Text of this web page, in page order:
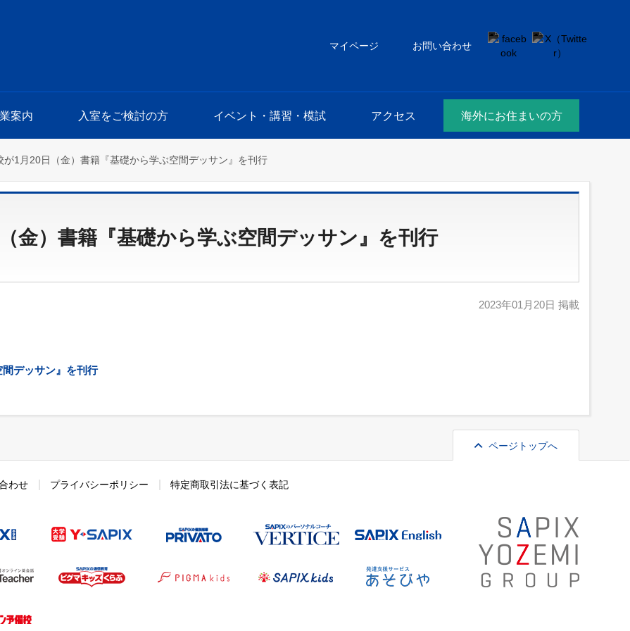
マイページ お問い合わせ
案内 入室をご検討の方 イベント・講習・模試 アクセス 海外にお住まいの方
が1月20日（金）書籍『基礎から学ぶ空間デッサン』を刊行
金）書籍『基礎から学ぶ空間デッサン』を刊行
2023年01月20日 掲載
デッサン』を刊行
ページトップへ
わせ プライバシーポリシー 特定商取引法に基づく表記
SAPIX中学部 プリバート SAPIX English
Campus（YGC）
Best Teacher SAPIX kids